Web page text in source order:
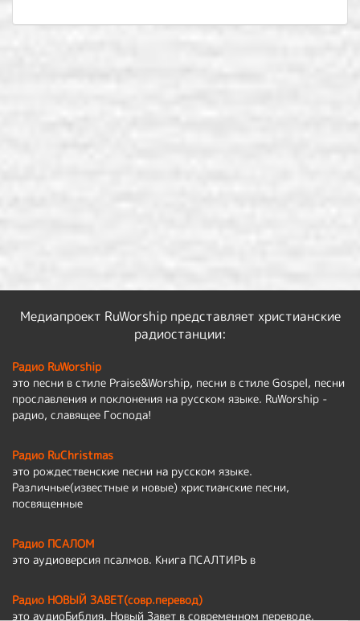
Медиапроект RuWorship представляет христианские
радиостанции:
Радио RuWorship
это песни в стиле Praise&Worship, песни в стиле Gospel, песни
прославления и поклонения на русском языке. RuWorship -
радио, славящее Господа!
Радио RuChristmas
это рождественские песни на русском языке.
Различные(известные и новые) христианские песни,
посвященные
Радио ПСАЛОМ
это аудиоверсия псалмов. Книга ПСАЛТИРЬ в
Радио НОВЫЙ ЗАВЕТ(совр.перевод)
это аудиоБиблия, Новый Завет в современном переводе.